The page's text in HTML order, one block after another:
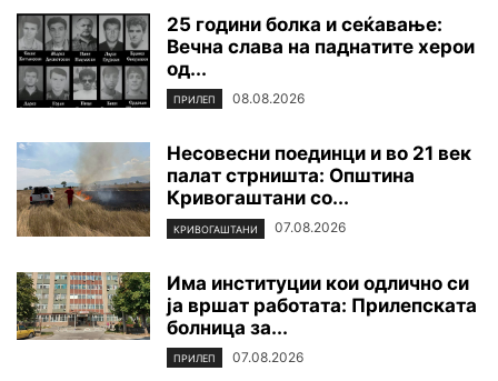
25 години болка и сеќавање:
Вечна слава на паднатите xepoи
од...
ПРИЛЕП 08.08.2026
Несовесни поединци и во 21 век
палат стрништа: Општина
Кривогаштани со...
КРИВОГАШТАНИ 07.08.2026
Има институции кои одлично си
ја вршат работата: Прилепската
болница за...
ПРИЛЕП 07.08.2026